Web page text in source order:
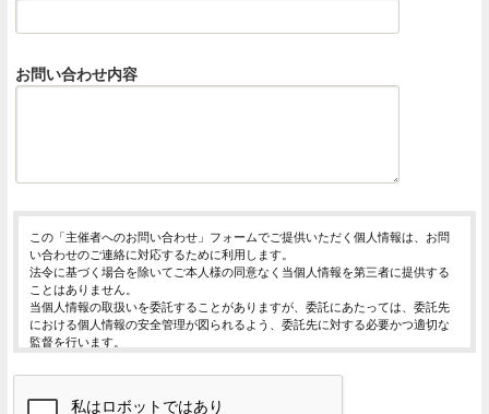
お問い合わせ内容
この「主催者へのお問い合わせ」フォームでご提供いただく個人情報は、お問
い合わせのご連絡に対応するために利用します。
法令に基づく場合を除いてご本人様の同意なく当個人情報を第三者に提供する
ことはありません。
当個人情報の取扱いを委託することがありますが、委託にあたっては、委託先
における個人情報の安全管理が図られるよう、委託先に対する必要かつ適切な
監督を行います。
止・消去および第三者への提供の停止（「開示等」といいます。）を受け付け